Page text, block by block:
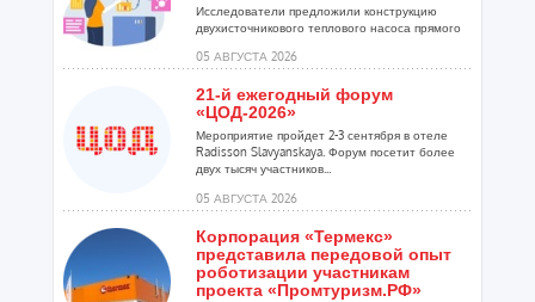
Исследователи предложили конструкцию
двухисточникового теплового насоса прямого
05 АВГУСТА 2026
21-й ежегодный форум
«ЦОД-2026»
Мероприятие пройдет 2-3 сентября в отеле
Radisson Slavyanskaya. Форум посетит более
двух тысяч участников...
05 АВГУСТА 2026
Корпорация «Термекс»
представила передовой опыт
роботизации участникам
проекта «Промтуризм.РФ»